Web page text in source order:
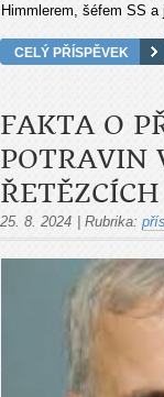
Himmlerem, šéfem SS
CELÝ PŘÍSPĚVEK
FAKTA O
POTRAVIN
ŘETĚZCÍCH
25. 8. 2024 Rubrika: